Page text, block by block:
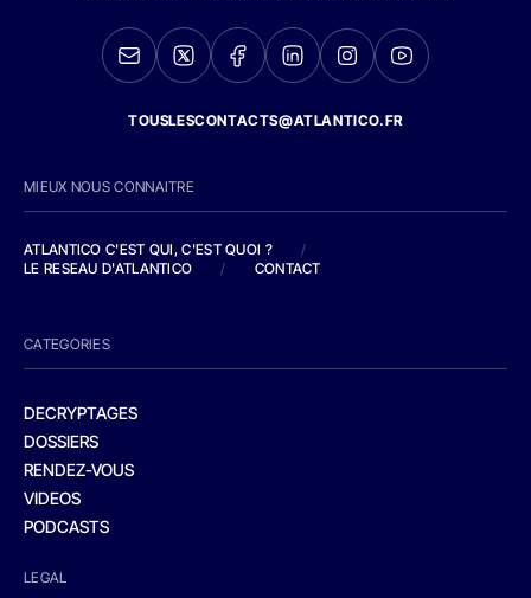
TOUSLESCONTACTS@ATLANTICO.FR
MIEUX NOUS CONNAITRE
ATLANTICO C'EST QUI, C'EST QUOI ?
/
LE RESEAU D'ATLANTICO
/ CONTACT
CATEGORIES
DECRYPTAGES
DOSSIERS
RENDEZ-VOUS
VIDEOS
PODCASTS
LEGAL